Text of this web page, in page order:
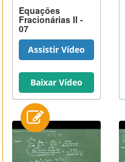
Equações
Fracionárias II -
07
Assistir Vídeo
Baixar Vídeo